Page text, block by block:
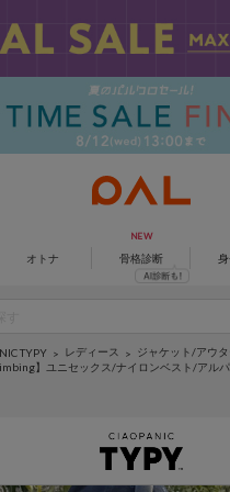
オトナ 骨格診断
TYPY レディース ジャケット/アウタ
】ユニセックス/ナイロンベスト/アル